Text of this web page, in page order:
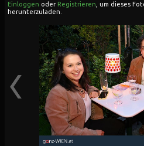
Einloggen oder Registrieren , um dieses
herunterzuladen.